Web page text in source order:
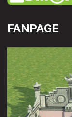
FANPAGE